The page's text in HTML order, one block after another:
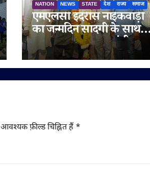
NATION NEWS STATE देश राज्य समाज
एमएलसी इदरीस नाईकवाड़ी
का जन्मदिन सादगी के साथ
मनाया गया, उपमुख्यमंत्री
सुनेत्रा अजित पवार समेत कई
गणमान्य लोगों ने दी
शुभकामनाएं
आवश्यक फ़ील्ड चिह्नित हैं *